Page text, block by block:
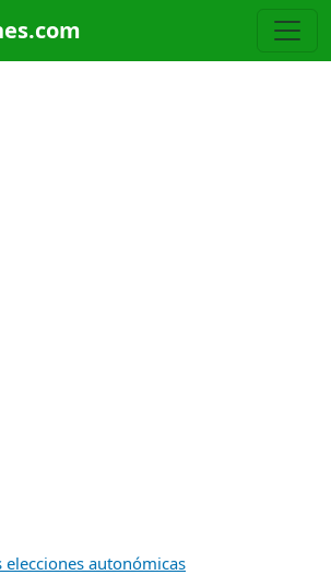
elecciones autonómicas